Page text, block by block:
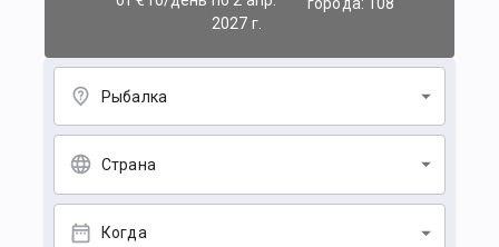
2027 г.
города: 108
Рыбалка
Страна
Когда